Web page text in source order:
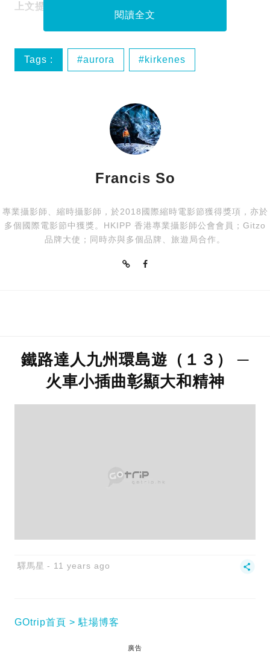
上文提要：
閱讀全文
Tags : aurora kirkenes
Francis So
專業攝影師、縮時攝影師，於2018國際縮時電影節獲得獎項，亦於
多個國際電影節中獲獎。HKIPP 香港專業攝影師公會會員；Gitzo
品牌大使；同時亦與多個品牌、旅遊局合作。
鐵路達人九州環島遊（１３） ─
火車小插曲彰顯大和精神
驛馬星 11 years ago
GOtrip首頁 駐場博客
廣告